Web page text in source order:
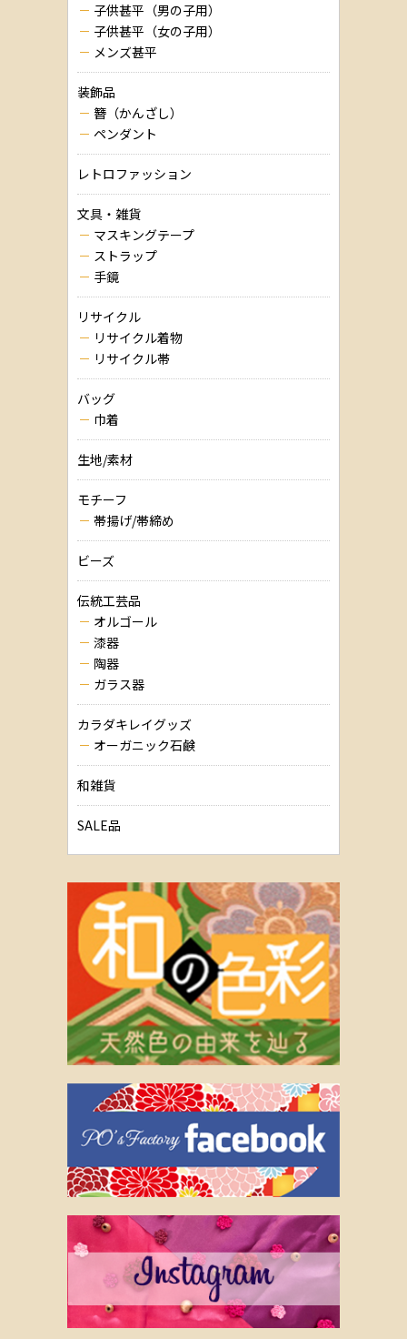
子供甚平（男の子用）
子供甚平（女の子用）
メンズ甚平
装飾品
簪（かんざし）
ペンダント
レトロファッション
文具・雑貨
マスキングテープ
ストラップ
手鏡
リサイクル
リサイクル着物
リサイクル帯
バッグ
巾着
生地/素材
モチーフ
帯揚げ/帯締め
ビーズ
伝統工芸品
オルゴール
漆器
陶器
ガラス器
カラダキレイグッズ
オーガニック石鹸
和雑貨
SALE品